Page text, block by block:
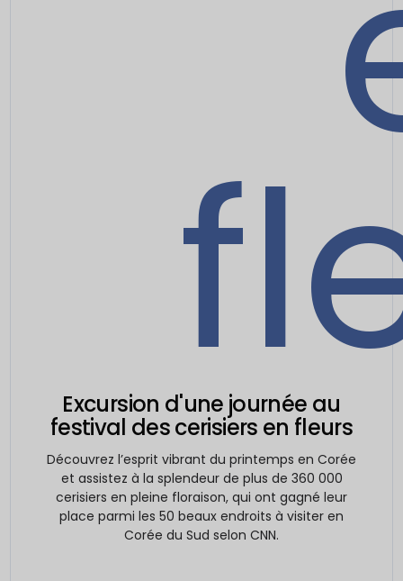
Excursion d'une journée au
festival des cerisiers en fleurs
Découvrez l’esprit vibrant du printemps en Corée
et assistez à la splendeur de plus de 360 000
cerisiers en pleine floraison, qui ont gagné leur
place parmi les 50 beaux endroits à visiter en
Corée du Sud selon CNN.